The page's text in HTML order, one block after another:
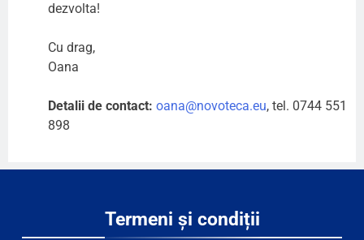
dezvolta!
Cu drag,
Oana
Detalii de contact: oana@novoteca.eu, tel. 0744 551
898
Termeni și condiții